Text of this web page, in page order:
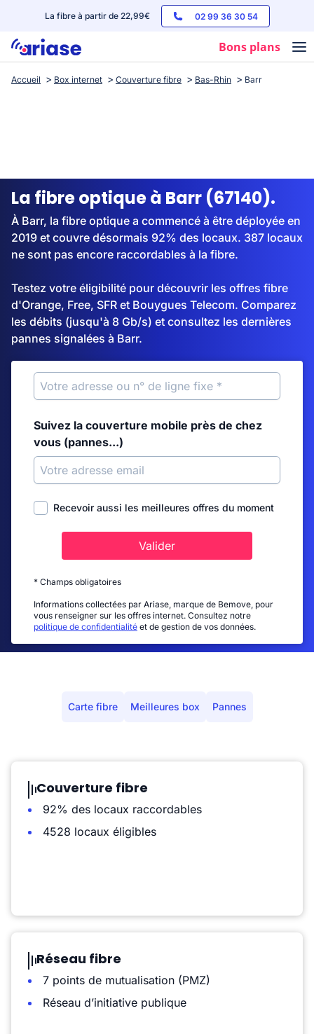
La fibre à partir de 22,99€ 02 99 36 30 54
Bons plans
Box internet
Streaming
Accueil Box internet Couverture fibre Bas-Rhin Barr
La fibre optique à Barr (67140).
À Barr, la fibre optique a commencé à être déployée en
2019 et couvre désormais 92% des locaux. 387 locaux
ne sont pas encore raccordables à la fibre.
Testez votre éligibilité pour découvrir les offres fibre
d'Orange, Free, SFR et Bouygues Telecom. Comparez
les débits (jusqu'à 8 Gb/s) et consultez les dernières
pannes signalées à Barr.
Suivez la couverture mobile près de chez
vous (pannes...)
Recevoir aussi les meilleures offres du moment
Valider
* Champs obligatoires
Informations collectées par Ariase, marque de Bemove, pour
vous renseigner sur les offres internet. Consultez notre
politique de confidentialité et de gestion de vos données.
Carte fibre Meilleures box Pannes
Couverture fibre
92% des locaux raccordables
4528 locaux éligibles
Réseau fibre
7 points de mutualisation (PMZ)
Réseau d’initiative publique